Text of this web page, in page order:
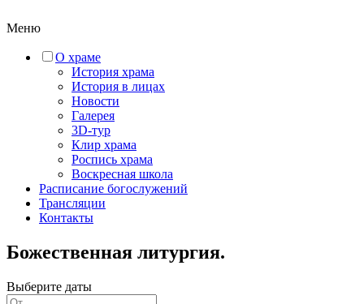
Меню
О храме
История храма
История в лицах
Новости
Галерея
3D-тур
Клир храма
Роспись храма
Воскресная школа
Расписание богослужений
Трансляции
Контакты
Божественная литургия.
Выберите даты